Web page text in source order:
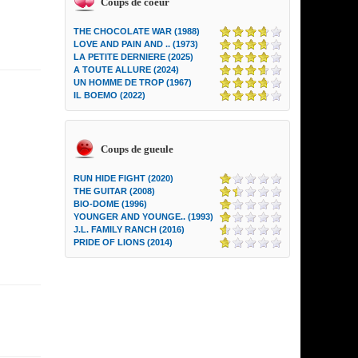
THE CHOCOLATE WAR (1988)
LOVE AND PAIN AND .. (1973)
LA PETITE DERNIERE (2025)
A TOUTE ALLURE (2024)
UN HOMME DE TROP (1967)
IL BOEMO (2022)
Coups de gueule
RUN HIDE FIGHT (2020)
THE GUITAR (2008)
BIO-DOME (1996)
YOUNGER AND YOUNGE.. (1993)
J.L. FAMILY RANCH (2016)
PRIDE OF LIONS (2014)